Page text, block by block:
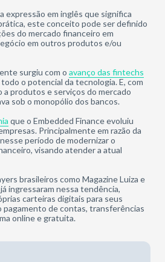
expressão em inglês que significa
este conceito pode ser definido
do mercado financeiro em
em outros produtos e/ou
surgiu com o avanço das fintechs
o potencial da tecnologia. E, com
a produtos e serviços do mercado
sob o monopólio dos bancos.
que o Embedded Finance evoluiu
Principalmente em razão da
período de modernizar o
visando atender a atual
brasileiros como Magazine Luiza e
ingressaram nessa tendência,
carteiras digitais para seus
de contas, transferências
online e gratuita.